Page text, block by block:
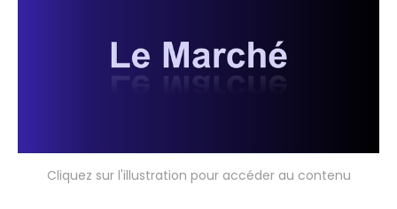
Cliquez sur l'illustration pour accéder au contenu